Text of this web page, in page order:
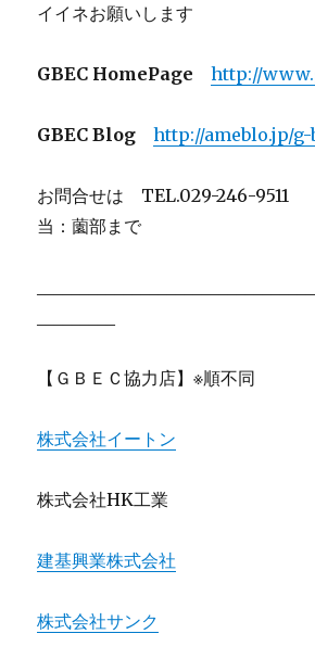
イイネお願いします
GBEC HomePagehttp://
GBEC Bloghttp://ameblo.jp/
お問合せは TEL.029-246-9511
当：薗部まで
【ＧＢＥＣ協力店】※順不同
株式会社イートン
株式会社HK工業
建基興業株式会社
株式会社サンク